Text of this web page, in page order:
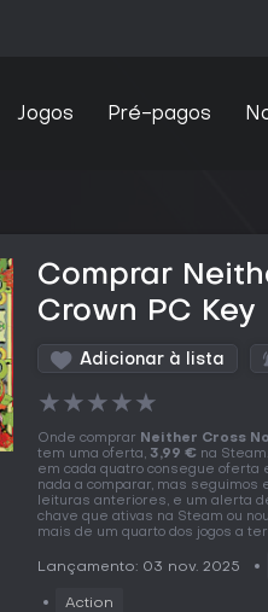
Jogos Pré-pagos
Comprar
Crown PC Key
Adicionar à lista
★★★★★
Onde comprar Neither Cross
tem uma oferta, 3,99 € na
em cada quatro consegue oferta
nada a comparar, mas seguimos
leituras anteriores, e um alerta
chave que ativas na Steam ou
mais de um quarto dos jogos a
Lançamento: 03 nov. 2025
Action